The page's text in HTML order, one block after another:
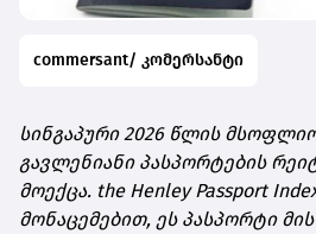
commersant/ კომერსანტი
სინგაპური 2026 წლის
გავლენიანი პასპორტების
მოექცა. the Henley Passport
მონაცემებით, ეს პასპორტი